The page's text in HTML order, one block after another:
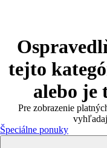
tejto
alebo je
Pre zobrazenie
Špeciálne ponuky